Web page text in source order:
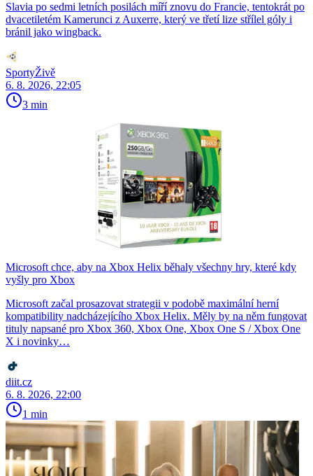
Slavia po sedmi letních posilách míří znovu do Francie, tentokrát po
dvacetiletém Kamerunci z Auxerre, který ve třetí lize střílel góly i
bránil jako wingback.
SportyŽivě
6. 8. 2026, 22:05
3 min
Microsoft chce, aby na Xbox Helix běhaly všechny hry, které kdy
vyšly pro Xbox
Microsoft začal prosazovat strategii v podobě maximální herní
kompatibility nadcházejícího Xbox Helix. Měly by na něm fungovat
tituly napsané pro Xbox 360, Xbox One, Xbox One S / Xbox One
X i novinky…
diit.cz
6. 8. 2026, 22:00
1 min